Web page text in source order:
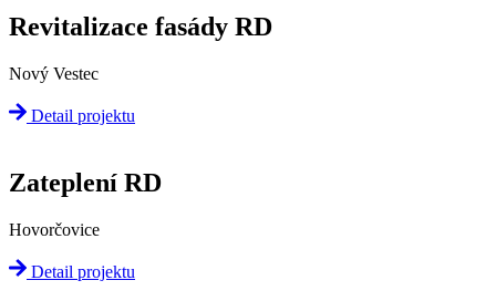
Revitalizace fasády RD
Nový Vestec
Detail projektu
Zateplení RD
Hovorčovice
Detail projektu